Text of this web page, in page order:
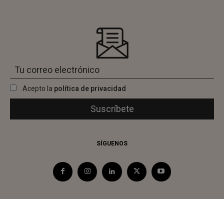
Acepto la política de privacidad
SÍGUENOS